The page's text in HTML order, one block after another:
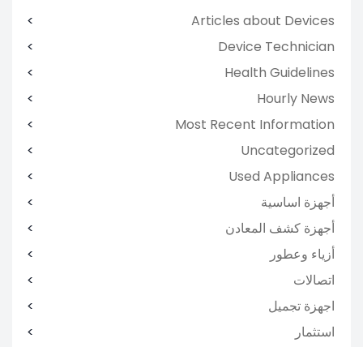
Articles about Devices
Device Technician
Health Guidelines
Hourly News
Most Recent Information
Uncategorized
Used Appliances
أجهزة اساسية
أجهزة كشف المعادن
أزياء وعطور
اتصالات
اجهزة تجميل
استثمار